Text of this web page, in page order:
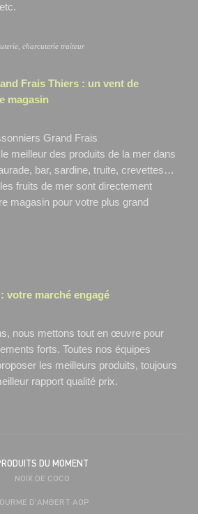
charcuterie traiteur
Frais Thiers : un vent de
magasin
Grand Frais
meilleur des produits de la mer dans
bar, sardine, truite, crevettes…
fruits de mer sont directement
magasin pour votre plus grand
: votre marché engagé
nous mettons tout en œuvre pour
forts. Toutes nos équipes
les meilleurs produits, toujours
rapport qualité prix.
DU MOMENT
NOIX DE COCO
D'AMBERT AOP